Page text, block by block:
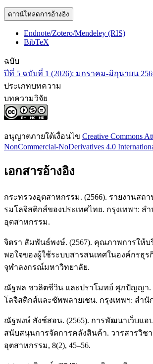
ดาวน์โหลดการอ้างอิง
Endnote/Zotero/Mendeley (RIS)
BibTeX
ฉบับ
ปีที่ 5 ฉบับที่ 1 (2026): มกราคม-มิถุนายน
ประเภทบทความ
บทความวิจัย
อนุญาตภายใต้เงื่อนไข Creative Commons
NonCommercial-NoDerivatives 4.0
เอกสารอ้างอิง
กระทรวงอุตสาหกรรม. (2566). รายงานสถ
รมโลจิสติกส์ของประเทศไทย. กรุงเทพฯ: ส
อุตสาหกรรม.
จิตรา สัมพันธ์พงษ์. (2567). คุณภาพการให้บ
พอใจของผู้ใช้ระบบสารสนเทศในองค์กรธุร
จุฬาลงกรณ์มหาวิทยาลัย.
ณัฐพล ชวลิตชีวิน และปราโมทย์ ศุภปัญญา.
โลจิสติกส์และซัพพลายเชน. กรุงเทพฯ: สำนั
ณัฐพงษ์ สังซ์สอน. (2565). การพัฒนาเว็บแอ
สนับสนุนการจัดการคลังสินค้า. วารสารวิช
อุตสาหกรรม, 8(2), 45–56.